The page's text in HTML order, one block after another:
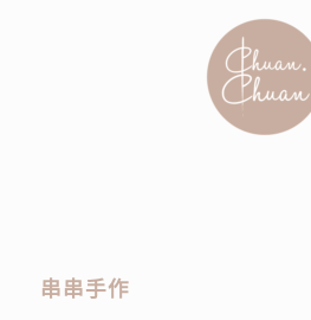
串串手作